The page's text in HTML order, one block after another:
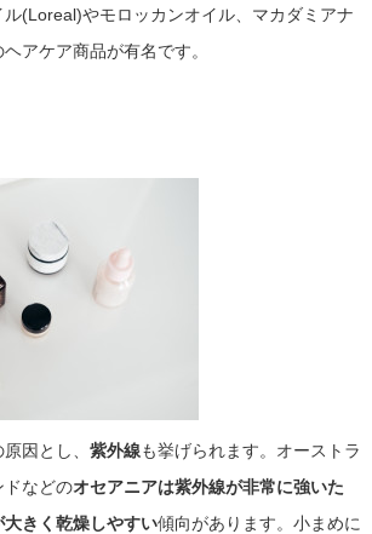
(Loreal)やモロッカンオイル、マカダミアナ
アケア商品が有名です。
因とし、 紫外線も挙げられます。 オーストラ
ドなどのオセアニアは紫外線が非常に強いた
きく乾燥しやすい傾向があります。小まめに